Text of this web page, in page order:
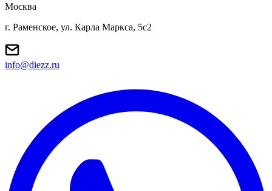
Москва
г. Раменское, ул. Карла Маркса, 5с2
info@diezz.ru